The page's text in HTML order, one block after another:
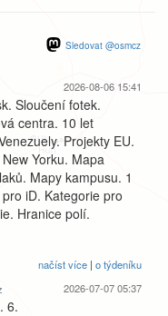
Sledovat @osmcz
2026-08-06 15:41
Sloučení fotek.
centra. 10 let
Projekty EU.
Yorku. Mapa
Mapy kampusu. 1
iD. Kategorie pro
Hranice polí.
načíst více | o týdeníku
2026-07-07 05:37
6.